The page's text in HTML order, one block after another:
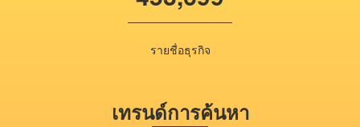
รายชื่อธุรกิจ
เทรนด์การค้นหา